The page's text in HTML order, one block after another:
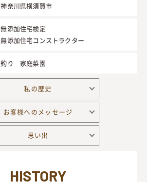
神奈川県横須賀市
無添加住宅検定
無添加住宅コンストラクター
釣り 家庭菜園
私の歴史
お客様へのメッセージ
思い出
HISTORY